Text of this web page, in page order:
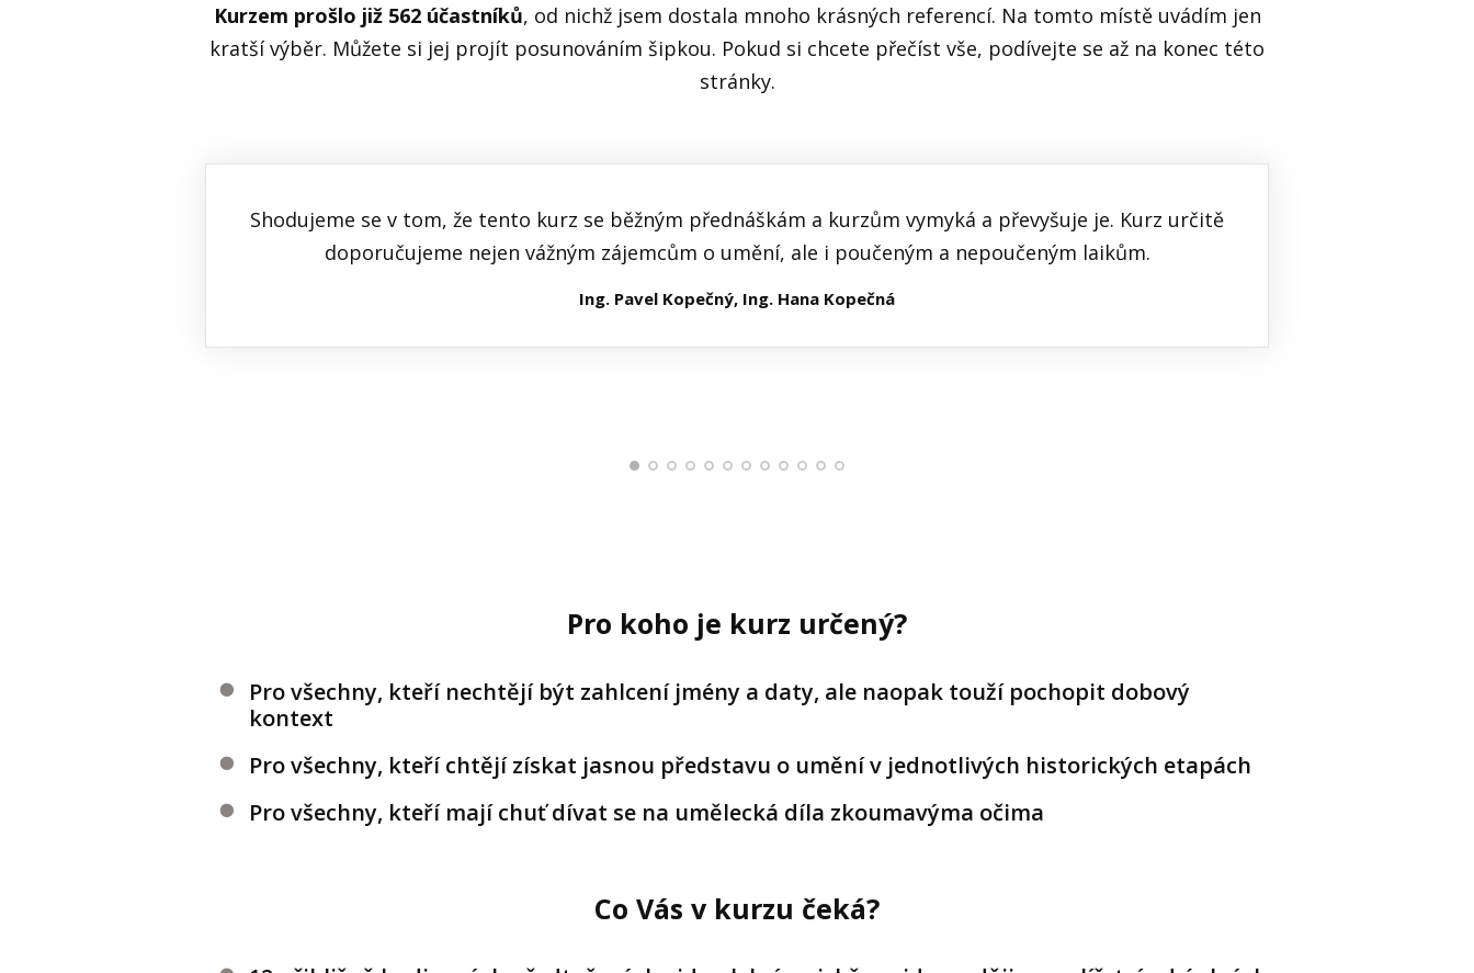
Kurzem prošlo již 562 účastníků, od nichž jsem dostala mnoho krásných referencí. Na tomto místě uvádím jen
kratší výběr. Můžete si jej projít posunováním šipkou. Pokud si chcete přečíst vše, podívejte se až na konec této
stránky.
Shodujeme se v tom, že tento kurz se běžným přednáškám a kurzům vymyká a převyšuje je. Kurz určitě
doporučujeme nejen vážným zájemcům o umění, ale i poučeným a nepoučeným laikům.
Ing. Pavel Kopečný, Ing. Hana Kopečná
Mgr. et MgA. Jana Šindelová, Ph.D.
Alena Bartovská
Petr Jandáček
Dáša Zbořilová
Mgr. Petra Polívková
učitelka výtvarné výchovy a dějin umění na gymnáziu
Marcela Ševcovová
Eva Urbánková
BcA. et Bc. Martina Klaková
Pro koho je kurz určený?
Pro všechny, kteří nechtějí být zahlcení jmény a daty, ale naopak touží pochopit dobový
kontext
Pro všechny, kteří chtějí získat jasnou představu o umění v jednotlivých historických etapách
Pro všechny, kteří mají chuť dívat se na umělecká díla zkoumavýma očima
Co Vás v kurzu čeká?